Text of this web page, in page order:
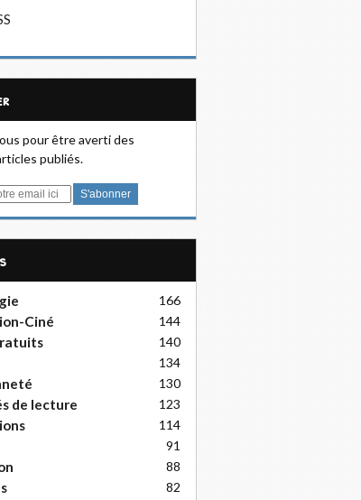
pour être averti des
publiés.
166
Ciné 144
140
134
130
de lecture 123
114
91
88
82